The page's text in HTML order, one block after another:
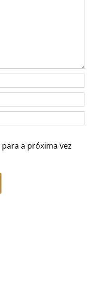
a próxima vez